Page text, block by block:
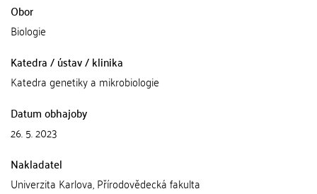
Obor
Biologie
Katedra / ústav / klinika
Katedra genetiky a mikrobiologie
Datum obhajoby
26. 5. 2023
Nakladatel
Univerzita Karlova, Přírodovědecká fakulta